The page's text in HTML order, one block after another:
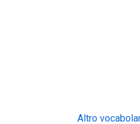
Altro